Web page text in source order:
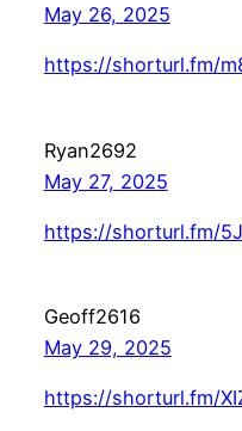
May 26, 2025
https://shorturl.fm/
Ryan2692
May 27, 2025
https://shorturl.fm/
Geoff2616
May 29, 2025
https://shorturl.fm/